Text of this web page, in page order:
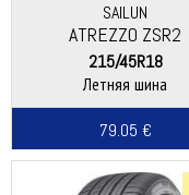
SAILUN
ATREZZO ZSR2
215/45R18
Летняя шина
79.05 €